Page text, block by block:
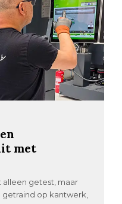
met
getest, maar
op kantwerk,